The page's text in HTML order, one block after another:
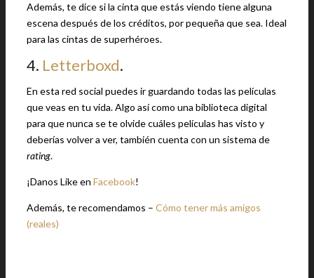
Además, te dice si la cinta que estás viendo tiene alguna
escena después de los créditos, por pequeña que sea. Ideal
para las cintas de superhéroes.
4. Letterboxd.
En esta red social puedes ir guardando todas las películas
que veas en tu vida. Algo así como una biblioteca digital
para que nunca se te olvide cuáles películas has visto y
deberías volver a ver, también cuenta con un sistema de
rating.
¡Danos Like en Facebook!
Además, te recomendamos – Cómo tener más amigos
(reales)